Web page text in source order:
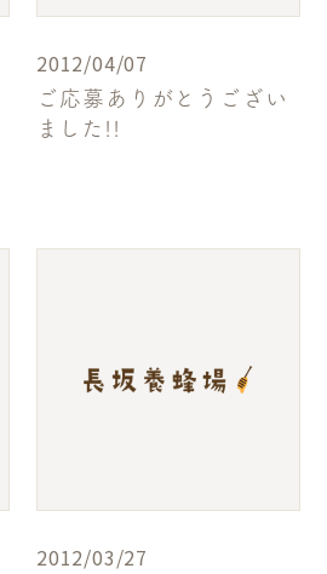
2012/04/07
ご応募ありがとうござい
ました!!
2012/03/27